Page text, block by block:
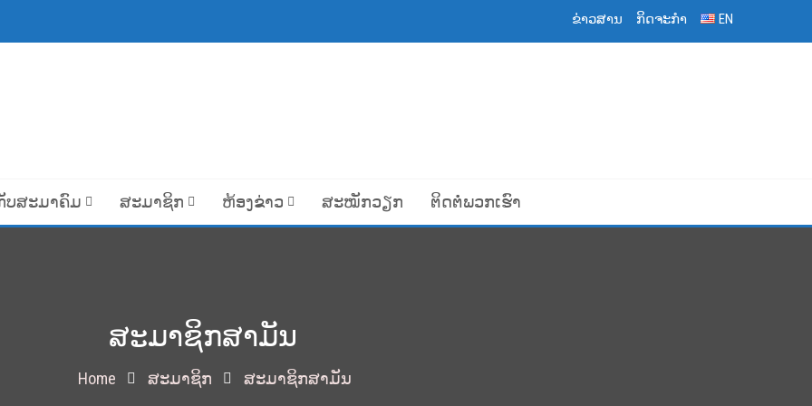
ຂ່າວສານ ກິດຈະກຳ EN
ບສະມາຄົມ ສະມາຊິກ ຫ້ອງຂ່າວ ສະໝັກວຽກ ຕິດຕໍ່ພວກເຮົາ
ສະມາຊິກສາມັນ
Home ສະມາຊິກ ສະມາຊິກສາມັນ